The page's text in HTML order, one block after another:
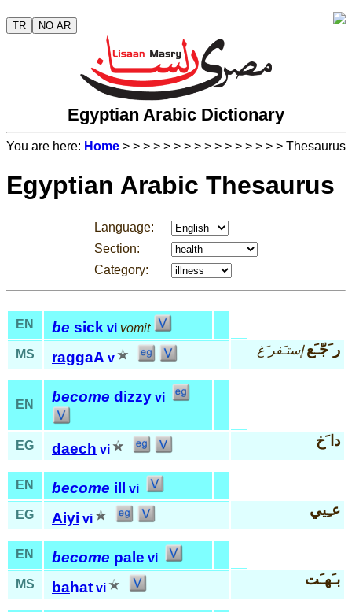
TR NO AR
Egyptian Arabic Dictionary
You are here: Home > > > > > > > > > > > > > > > > Thesaurus
Egyptian Arabic Thesaurus
Language:
Section:
Category:
EN be sick vi vomit
MS
raggaA v
ر َجّـَع إستـَفر َغ
EN become dizzy vi
EG daech vi
دا َخ
EN become ill
vi
EG
Aiyi vi
عـِيي
EN become pale vi
MS
bahat vi
بـَهـَت